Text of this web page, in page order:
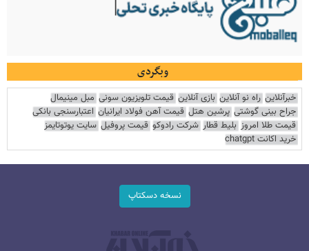
وبگردی
خبرآنلاین راه نو آنلاین بازی آنلاین قیمت تلویزیون سونی مبل مینیمال
جراح بینی گوشتی پرشین هتل قیمت آهن فولاد ایرانیان اعتبارسنجی بانکی
قیمت طلا امروز بلیط قطار شرکت رادوکو قیمت پروفیل سایت یوتوتایمز
خرید اکانت chatgpt
نسخه دسکتاپ